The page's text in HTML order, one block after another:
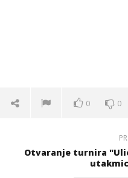
0 0
Otvaranje turnira